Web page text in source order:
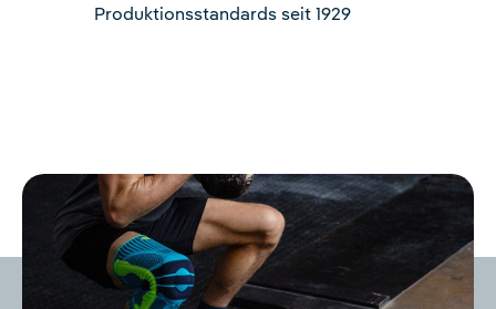
Produktionsstandards seit 1929